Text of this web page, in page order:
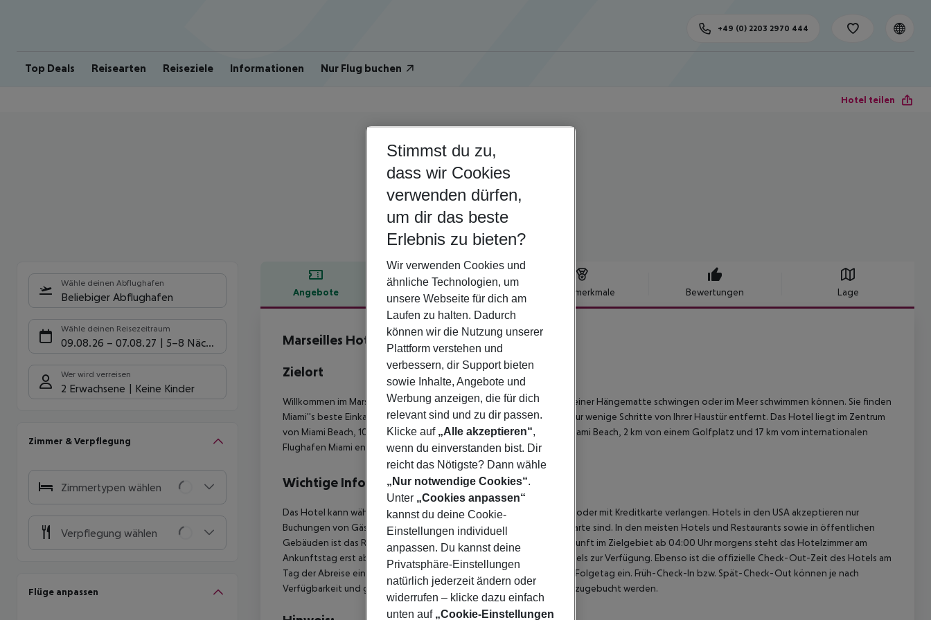
Top Deals Reisearten Reiseziele Informationen Nur Flug buchen
+49 (0) 2203 2970 444
Hotel teilen
USA | Florida | Miami Beach
Marseilles Hotel
4
Wähle deinen Abflughafen
Beliebiger Abflughafen
Wähle deinen Reisezeitraum
09.08.26 – 07.08.27 5-8 Nächte
Wer wird verreisen
2 Erwachsene Keine Kinder
Zimmer & Verpflegung
Zimmertypen wählen
Verpflegung wählen
Flüge anpassen
Angebote Hotelbeschreibung Hotelmerkmale Bewertungen Lage
Hotelbeschreibung
Marseilles Hotel
4
Zielort
Willkommen im Marseilles Hotel, wo Sie sich in der Sonne sonnen, in einer Hängematte schwingen oder im Meer schwimmen können. Sie finden
Miami''s beste Einkaufsmöglichkeiten, Restaurants und Nachtleben nur wenige Schritte von Ihrer Haustür entfernt. Das Hotel liegt im Zentrum
von Miami Beach, 100 m vom Strand, 450 m vom Kongresszentrum Miami Beach, 2 km von einem Golfplatz und 17 km vom internationalen
Flughafen Miami entfernt.
Wichtige Informationen
Das Hotel kann während des Check-in-Prozesses eine Kaution in bar oder mit Kreditkarte verlangen. Hotels in den USA akzeptieren nur
Buchungen von Gästen, die über 21 Jahre und im Besitz einer Kreditkarte sind. In den meisten Hotels und Restaurants sowie in öffentlichen
Gebäuden ist das Rauchen komplett untersagt. Bei planmäßiger Ankunft im Zielgebiet ab 04:00 Uhr morgens steht das Hotelzimmer am
Ankunftstag erst ab der offiziellen Check-In-Zeit des jeweiligen Hotels zur Verfügung. Ebenso ist die offizielle Check-Out-Zeit des Hotels am
Tag der Abreise einzuhalten. Dies schließt Rückflüge bis 3:00 Uhr am Folgetag ein. Früh-Check-In bzw. Spät-Check-Out können je nach
Verfügbarkeit und gegen einen Aufpreis über unser Service Team hinzugebucht werden.
Stimmst du zu,
dass wir Cookies
verwenden dürfen,
um dir das beste
Erlebnis zu bieten?
Wir verwenden Cookies und
ähnliche Technologien, um
unsere Webseite für dich am
Laufen zu halten. Dadurch
können wir die Nutzung unserer
Plattform verstehen und
verbessern, dir Support bieten
sowie Inhalte, Angebote und
Werbung anzeigen, die für dich
relevant sind und zu dir passen.
Klicke auf „Alle akzeptieren“,
wenn du einverstanden bist. Dir
reicht das Nötigste? Dann wähle
„Nur notwendige Cookies“.
Unter „Cookies anpassen“
kannst du deine Cookie-
Einstellungen individuell
anpassen. Du kannst deine
Privatsphäre-Einstellungen
natürlich jederzeit ändern oder
widerrufen – klicke dazu einfach
unten auf „Cookie-Einstellungen